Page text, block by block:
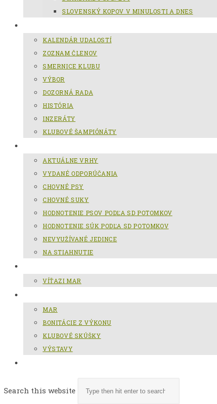
SLOVENSKÝ KOPOV V MINULOSTI A DNES
KALENDÁR UDALOSTÍ
ZOZNAM ČLENOV
SMERNICE KLUBU
VÝBOR
DOZORNÁ RADA
HISTÓRIA
INZERÁTY
KLUBOVÉ ŠAMPIÓNÁTY
AKTUÁLNE VRHY
VYDANÉ ODPORÚČANIA
CHOVNÉ PSY
CHOVNÉ SUKY
HODNOTENIE PSOV PODĽA SD POTOMKOV
HODNOTENIE SÚK PODĽA SD POTOMKOV
NEVYUŽÍVANÉ JEDINCE
NA STIAHNUTIE
VÍŤAZI MAR
MAR
BONITÁCIE Z VÝKONU
KLUBOVÉ SKÚŠKY
VÝSTAVY
Search this website